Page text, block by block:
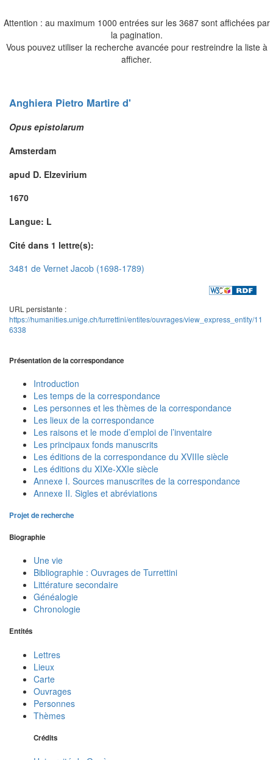
Attention : au maximum 1000 entrées sur les 3687 sont affichées par
la pagination.
Vous pouvez utiliser la recherche avancée pour restreindre la liste à
afficher.
Anghiera Pietro Martire d'
Opus epistolarum
Amsterdam
apud D. Elzevirium
1670
Langue: L
Cité dans 1 lettre(s):
3481 de Vernet Jacob (1698-1789)
URL persistante :
https://humanities.unige.ch/turrettini/entites/ouvrages/view_express_entity/11
6338
Présentation de la correspondance
Introduction
Les temps de la correspondance
Les personnes et les thèmes de la correspondance
Les lieux de la correspondance
Les raisons et le mode d’emploi de l’inventaire
Les principaux fonds manuscrits
Les éditions de la correspondance du XVIIIe siècle
Les éditions du XIXe-XXIe siècle
Annexe I. Sources manuscrites de la correspondance
Annexe II. Sigles et abréviations
Projet de recherche
Biographie
Une vie
Bibliographie : Ouvrages de Turrettini
Littérature secondaire
Généalogie
Chronologie
Entités
Lettres
Lieux
Carte
Ouvrages
Personnes
Thèmes
Crédits